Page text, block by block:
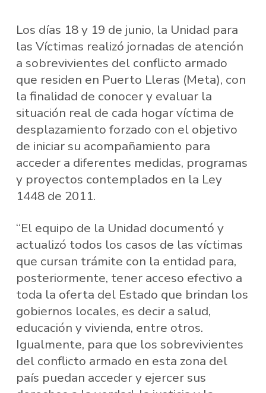
Los días 18 y 19 de junio, la Unidad para
las Víctimas realizó jornadas de atención
a sobrevivientes del conflicto armado
que residen en Puerto Lleras (Meta), con
la finalidad de conocer y evaluar la
situación real de cada hogar víctima de
desplazamiento forzado con el objetivo
de iniciar su acompañamiento para
acceder a diferentes medidas, programas
y proyectos contemplados en la Ley
1448 de 2011.
“El equipo de la Unidad documentó y
actualizó todos los casos de las víctimas
que cursan trámite con la entidad para,
posteriormente, tener acceso efectivo a
toda la oferta del Estado que brindan los
gobiernos locales, es decir a salud,
educación y vivienda, entre otros.
Igualmente, para que los sobrevivientes
del conflicto armado en esta zona del
país puedan acceder y ejercer sus